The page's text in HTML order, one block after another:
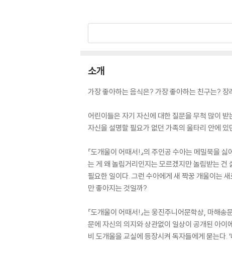
소개
가장 좋아하는 음식은? 가장 좋아하는 친구는? 장
어린이들은 자기 자신에 대한 질문을 무척 많이 받
자신을 설명할 필요가 없던 가족의 울타리 안에
『도개울이 어때서!』의 주인공 수아는 메밀묵을
는 게 왜 놀림거리인지는 모르겠지만 놀림받는 건
필요한 일이다. 그런 수아에게 새 짝꿍 개울이는
만 좋아지는 것일까?
『도개울이 어때서!』는 웅진주니어문학상, 마해
문에 자신의 의지와 상관없이 일상이 공개된 아이
비 도개울을 교실에 등장시켜 독자들에게 묻는다.